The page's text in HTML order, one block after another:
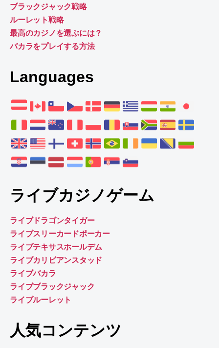
ブラックジャック戦略
ルーレット戦略
最高のカジノを選ぶには？
バカラをプレイする方法
Languages
ライブカジノゲーム
ライブドラゴンタイガー
ライブスリーカードポーカー
ライブテキサスホールデム
ライブカリビアンスタッド
ライブバカラ
ライブブラックジャック
ライブルーレット
人気コンテンツ